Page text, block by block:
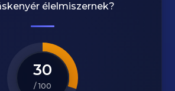
élelmiszernek?
30
/ 100